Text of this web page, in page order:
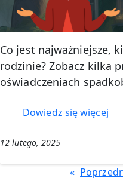
Co jest najważniejsze,
rodzinie? Zobacz kilka
oświadczeniach
Dowiedz się więcej:
–
12 lutego, 2025
«